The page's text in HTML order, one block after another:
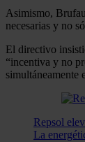
Asimismo,
necesarias y no
El directivo
“incentiva y no
simultáneamente
Repsol
La